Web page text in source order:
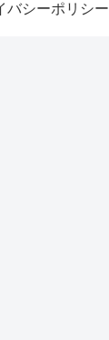
バシーポリシー